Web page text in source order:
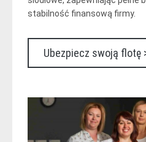
stabilność finansową firmy.
Ubezpiecz swoją flotę